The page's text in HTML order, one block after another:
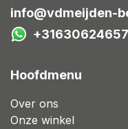
info@vdmeijden-
+31630624657
Hoofdmenu
Over ons
Onze winkel